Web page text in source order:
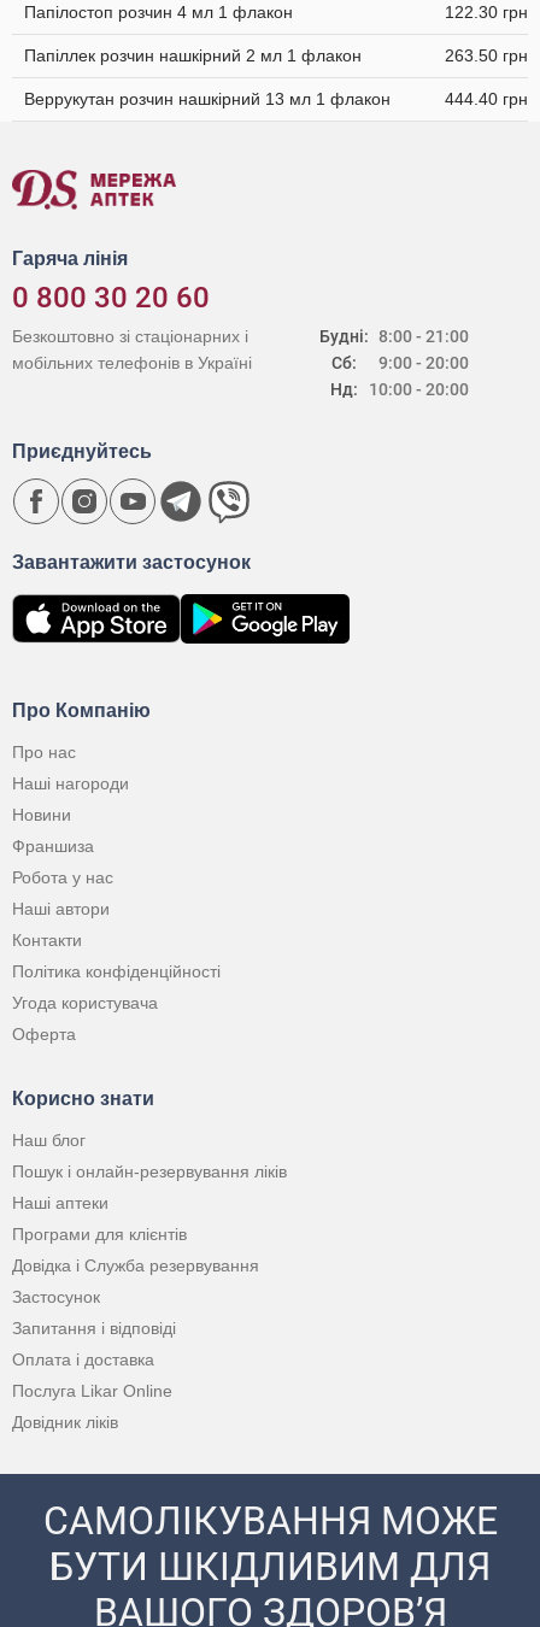
Папілостоп розчин 4 мл 1 флакон 122.30 грн
Папіллек розчин нашкірний 2 мл 1 флакон 263.50 грн
Веррукутан розчин нашкірний 13 мл 1 флакон 444.40 грн
Гаряча лінія
0 800 30 20 60
Будні:
Сб:
Нд:
8:00 - 21:00
9:00 - 20:00
10:00 - 20:00
Безкоштовно зі стаціонарних і
мобільних телефонів в Україні
Про Компанію
Про нас
Наші нагороди
Новини
Франшиза
Робота у нас
Наші автори
Контакти
Політика конфіденційності
Угода користувача
Оферта
Корисно знати
Наш блог
Пошук і онлайн-резервування ліків
Наші аптеки
Програми для клієнтів
Довідка і Служба резервування
Застосунок
Запитання і відповіді
Оплата і доставка
Послуга Likar Online
Довідник ліків
Завантажити застосунок
Приєднуйтесь
САМОЛІКУВАННЯ МОЖЕ
БУТИ ШКІДЛИВИМ ДЛЯ
ВАШОГО ЗДОРОВ’Я